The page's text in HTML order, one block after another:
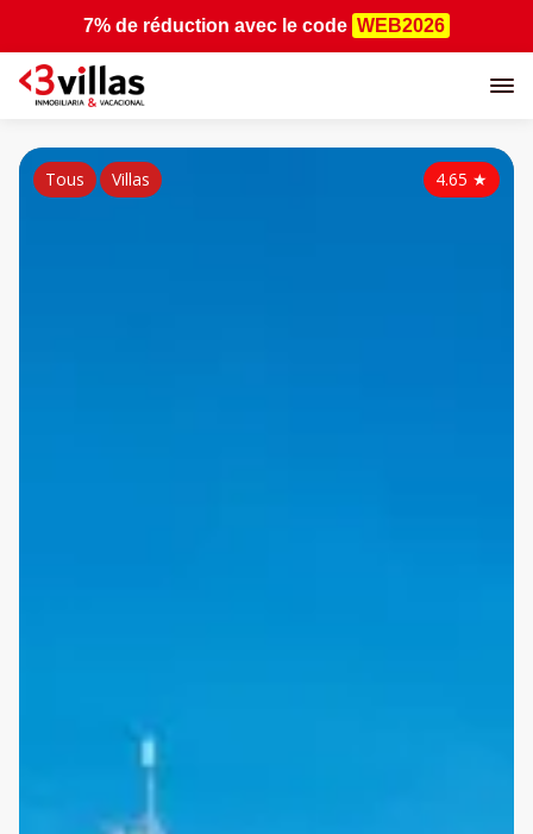
7% de réduction avec le code WEB2026
4.65 ★
Tous Villas